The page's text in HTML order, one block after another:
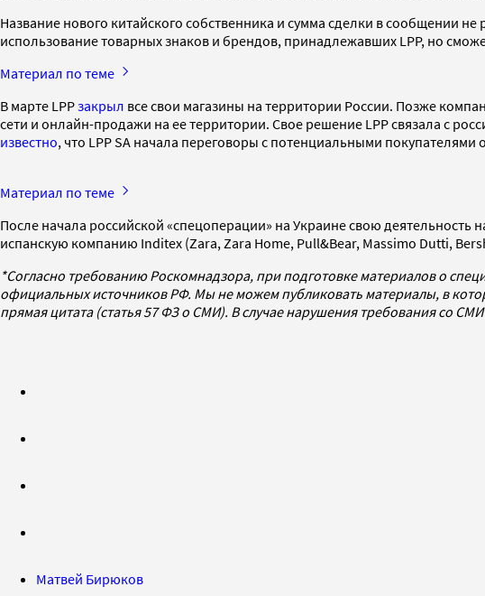
Название нового китайского собственника и сумма сделки в сообщении
использование товарных знаков и брендов, принадлежавших LPP, но
Материал по теме
В марте LPPзакрыл все свои магазины на территории России. Позже
сети и онлайн-продажи на ее территории. Свое решение LPP связала с
известно, что LPP SA начала переговоры с потенциальными покупателями
Материал по теме
После начала российской «спецоперации» на Украине свою
испанскую компанию Inditex (Zara, Zara Home, Pull&Bear, Massimo Dutti,
*Согласно требованию Роскомнадзора, при подготовке материалов о
официальных источников РФ. Мы не можем публиковать материалы, в
прямая цитата (статья 57 ФЗ о СМИ). В случае нарушения требования со
Матвей Бирюков